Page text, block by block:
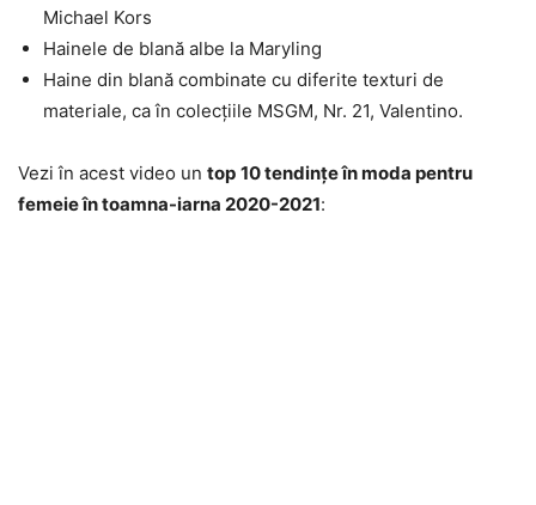
Michael Kors
Hainele de blană albe la Maryling
Haine din blană combinate cu diferite texturi de
materiale, ca în colecțiile MSGM, Nr. 21, Valentino.
Vezi în acest video un top 10 tendințe în moda pentru
femeie în toamna-iarna 2020-2021: